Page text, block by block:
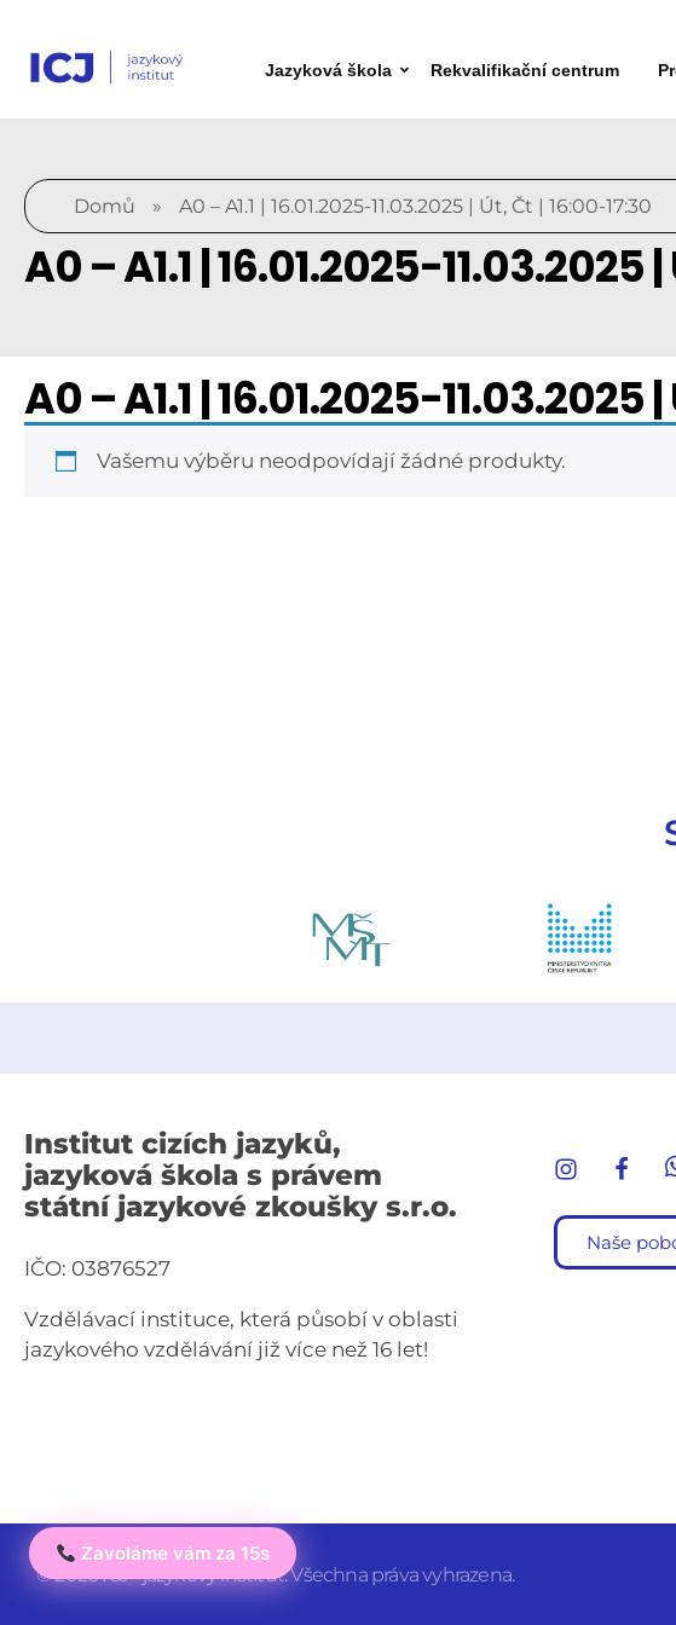
Zavoláme vám za 15s
Jazyková škola Rekvalifikační centrum
Domů » A0 – A1.1 | 16.01.2025-11.03.2025 | Út, Čt | 16:00-17:30
A0 – A1.1 | 16.01.2025-11.03.2025
A0 – A1.1 | 16.01.2025-11.03.2025
Vašemu výběru neodpovídají žádné produkty.
Institut cizích jazyků,
jazyková škola s právem
státní jazykové zkoušky s.r.o.
IČO: 03876527
Vzdělávací instituce, která působí v oblasti
jazykového vzdělávání již více než 16 let!
Naše
© 2026 ICJ - jazykový institut. Všechna práva vyhrazena.